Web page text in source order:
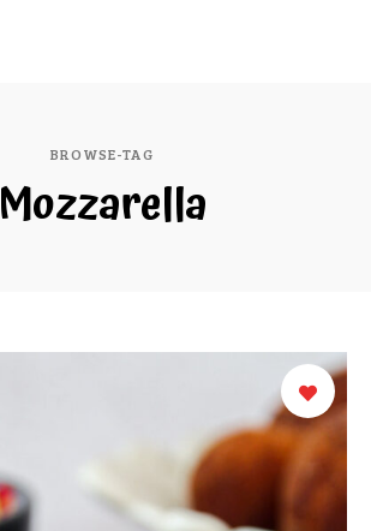
BROWSE-TAG
Mozzarella